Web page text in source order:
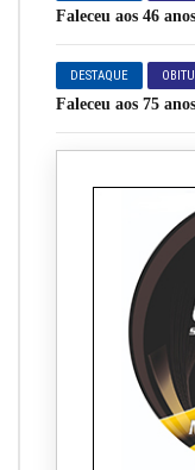
Faleceu aos 46
DESTAQUE
Faleceu aos 75